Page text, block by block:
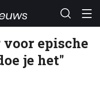
epische
je het"